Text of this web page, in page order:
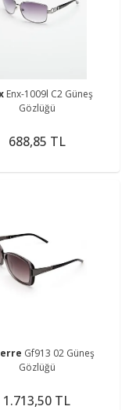
Enx-1009l C2 Güneş
Gözlüğü
688,85 TL
Gf913 02 Güneş
Gözlüğü
1.713,50 TL